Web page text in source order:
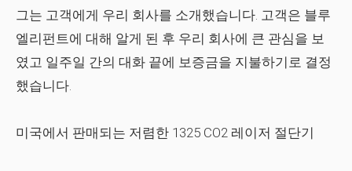
그는 고객에게 우리 회사를 소개했습니다. 고객은 블루
엘리펀트에 대해 알게 된 후 우리 회사에 큰 관심을 보
였고 일주일 간의 대화 끝에 보증금을 지불하기로 결정
했습니다.
미국에서 판매되는 저렴한 1325 CO2 레이저 절단기